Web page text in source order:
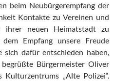
beim Neubürgerempfang der
Kontakte zu Vereinen und
ihrer neuen Heimatstadt zu
Empfang unsere Freude
sich dafür entschieden haben,
begrüßte Bürgermeister Oliver
„Alte Polizei“.